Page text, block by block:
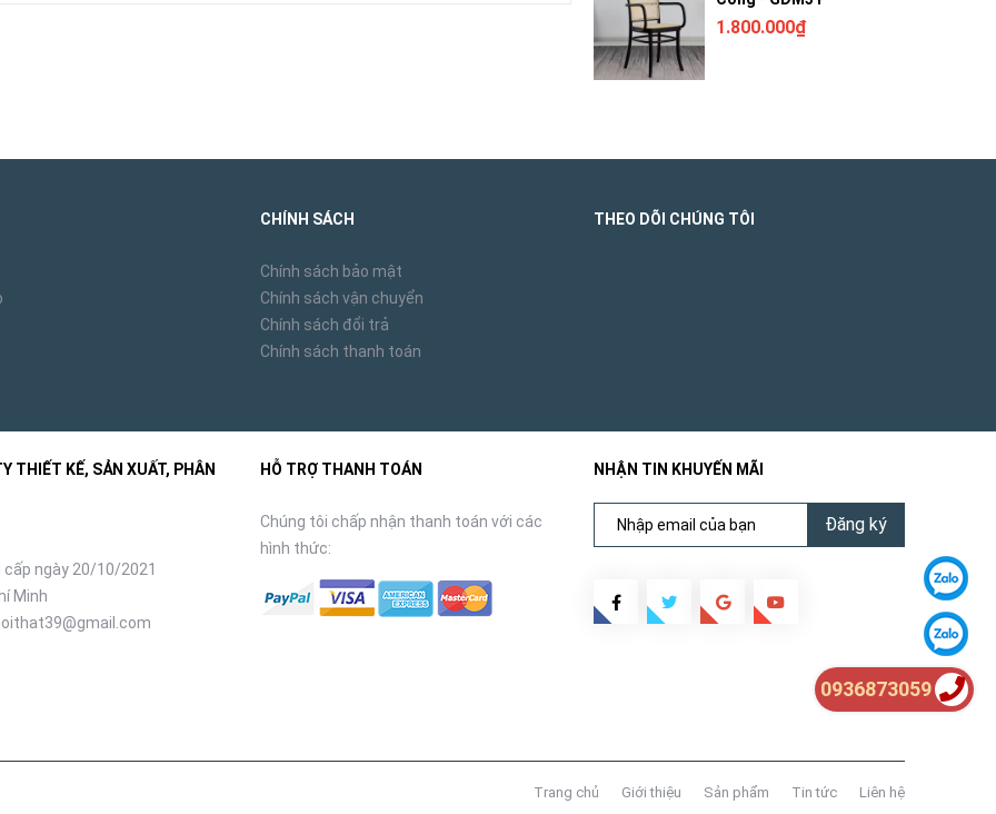
1.800.000₫
CHÍNH SÁCH
Chính sách bảo mật
Chính sách vận chuyển
Chính sách đổi trả
Chính sách thanh toán
THEO DÕI CHÚNG TÔI
THIẾT KẾ, SẢN XUẤT, PHÂN
cấp ngày 20/10/2021
Minh
HỖ TRỢ THANH TOÁN
Chúng tôi chấp nhận thanh toán với các
hình thức:
NHẬN TIN KHUYẾN MÃI
Đăng ký
Trang chủ Giới thiệu Sản phẩm Tin tức Liên hệ
0936873059